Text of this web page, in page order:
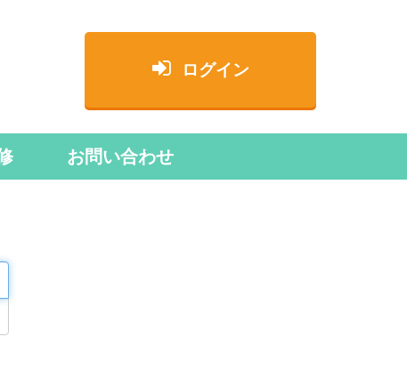
ログイン
お問い合わせ